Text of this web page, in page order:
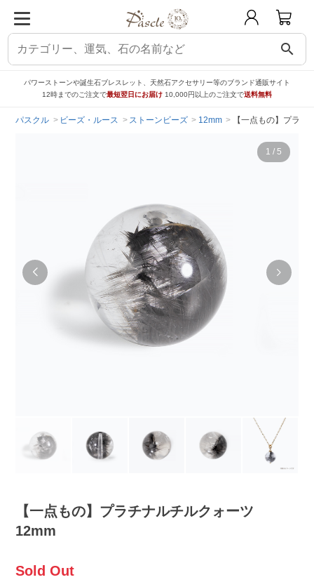
search
パワーストーンや誕生石ブレスレット、天然石アクセサリー等のブランド通販サイト
12時までのご注文で最短翌日にお届け 10,000円以上のご注文で送料無料
パスクル ビーズ・ルース ストーンビーズ 12mm 【一点もの】プラチ
1 / 5
【一点もの】プラチナルチルクォーツ
12mm
Sold Out